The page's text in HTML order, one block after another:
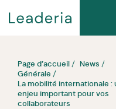
Page d’accueil
News
Générale
La mobilité internationale :
enjeu important pour vos
collaborateurs